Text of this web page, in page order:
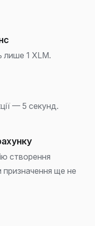
лише 1 XLM.
— 5 секунд.
створення
ще не